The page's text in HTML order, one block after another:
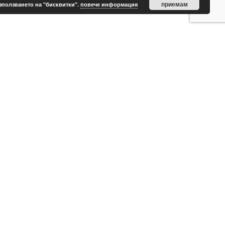
на "бисквитки". повече информация приемам